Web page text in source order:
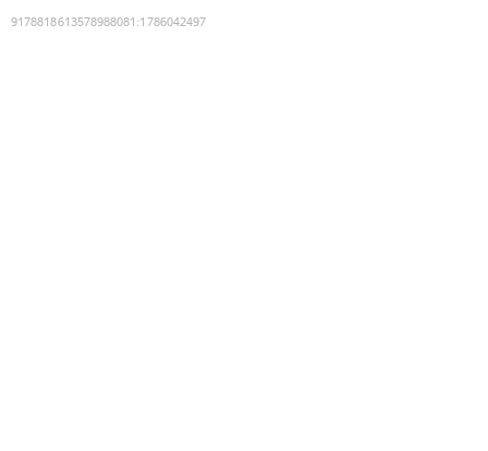
9178818613578988081 :1786042497